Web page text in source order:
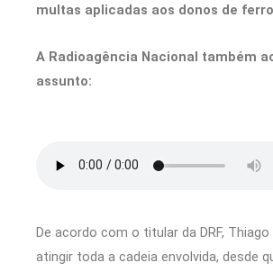
multas aplicadas aos donos de
A Radioagência Nacional também
assunto:
De acordo com o titular da DRF,
atingir toda a cadeia envolvida, desde